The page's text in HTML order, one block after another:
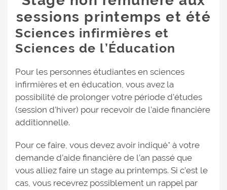
sessions printemps et été
Sciences infirmières et
Sciences de l’Éducation
Pour les personnes étudiantes en sciences
infirmières et en éducation, vous avez la
possibilité de prolonger votre période d’études
(session d’hiver) pour recevoir de l’aide financière
additionnelle.
Pour ce faire, vous devez avoir indiqué* à votre
demande d’aide financière de l’an passé que
vous alliez faire un stage au printemps. Si c’est le
cas, vous recevrez possiblement un rappel par